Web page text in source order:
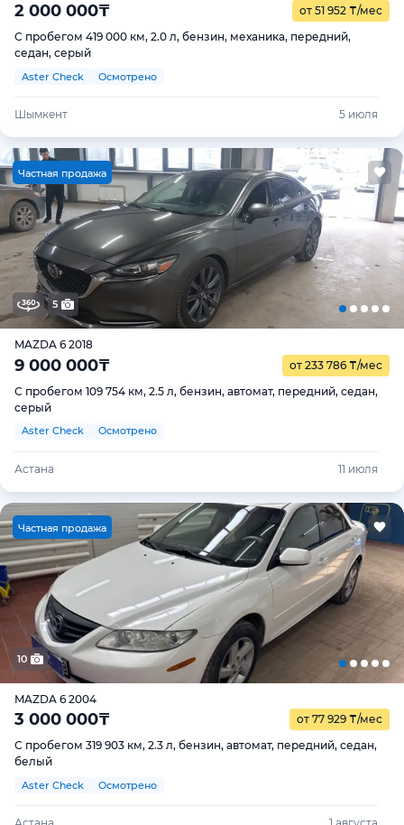
2 000 000₸ от 51 952 ₸/мес
С пробегом 419 000 км, 2.0 л, бензин, механика, передний,
седан, серый
Aster Check Осмотрено
Шымкент 5 июля
Частная продажа
5
MAZDA 6 2018
9 000 000₸ от 233 786 ₸/мес
С пробегом 109 754 км, 2.5 л, бензин, автомат, передний, седан,
серый
Aster Check Осмотрено
Астана 11 июля
Частная продажа
10
MAZDA 6 2004
3 000 000₸ от 77 929 ₸/мес
С пробегом 319 903 км, 2.3 л, бензин, автомат, передний, седан,
белый
Aster Check Осмотрено